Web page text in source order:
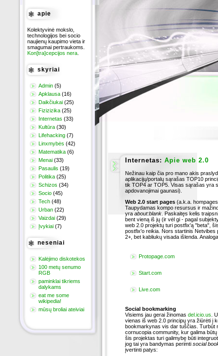
apie
Kolektyvinė mokslo,
technologijos bei socio
naujienų kaupimo vieta ir
smagumai pertraukoms.
Kon[tra]cepcijos nera
skyriai
Admin (5)
Apklausa (16)
Daikčiukai (25)
Fizizizika (25)
Internetas (33)
Kultūra (30)
Lifehacking (7)
Linxmybės (42)
Matematika (6)
Menai (33)
Pasaulis (19)
Politika (25)
Schizos (34)
Socio (45)
Tech (48)
Urban (22)
Vaizdai (29)
Įvykiai (7)
neseniai
Kalėjimo diskotekos
100 metų senumo
RGB
paminklai tikriems
dalykams
eat me some
wikipedia!
mūsų broliai ateiviai
Internetas: Apie web 2.0
Nežinau kaip čia pro mano akis
aplikacijų/portalų sąrašas TOP10
tik TOP4 ar TOP5. Visas sąrašas yra
apdovanojimai gaunasi).
Web 2.0 start pages (a.k.a.
Taupydamas kompo resursus ir
yra about:blank . Paskaitęs kelis
bent vieną iš jų (ir vėl gi - pagal
web 2.0 projektų turi postfix'ą "beta",
postfix'o reikia. Nors startinis Netvibes
2+, bet kabliukų visada išlenda.
Protopage.com
Start.com
Live.com
Social bookmarking
Visiems jau gerai žinomas del.icio.us .
vienas iš web 2.0 principų yra žiūrėti į
bookmarkynas vis dar tuščias. Turbūt
cornucopia community, kur galima
šis projektas turi galimybę būti
jog tai yra bandymas perimti social
įvertinti patys: